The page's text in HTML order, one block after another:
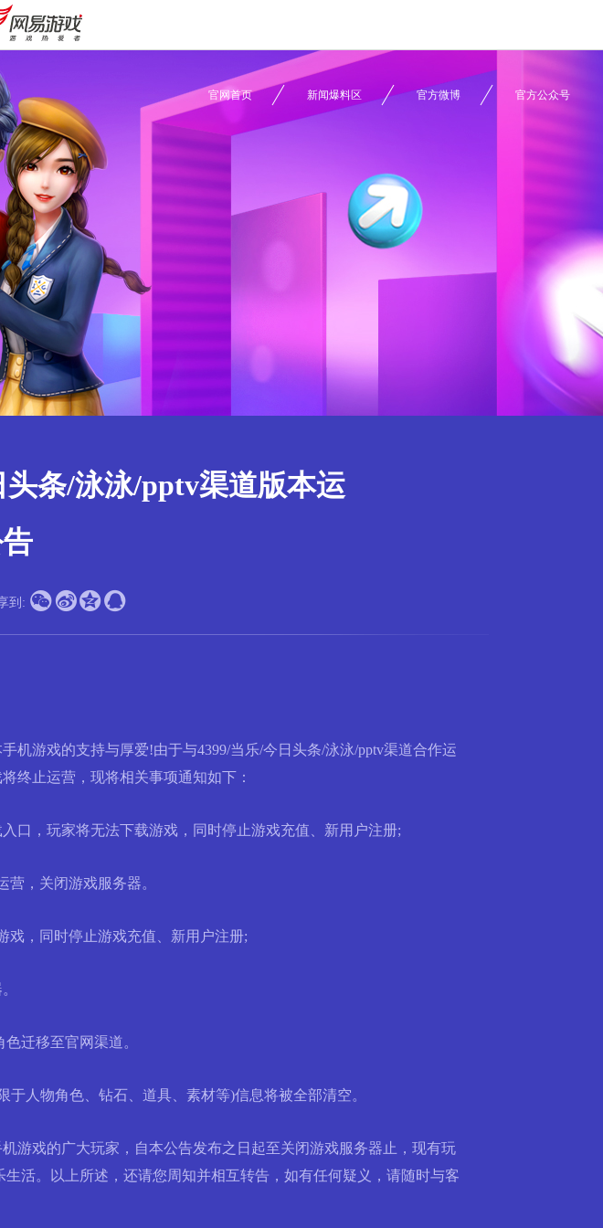
客服中心
官网首页 新闻爆料区 官方微博 官方公众号
头条/泳泳/pptv渠道版本运
到: 
游戏的支持与厚爱!由于与4399/当乐/今日头条/泳泳/pptv渠道合作运
终止运营，现将相关事项通知如下：
口，玩家将无法下载游戏，同时停止游戏充值、新用户注册;
，关闭游戏服务器。
，同时停止游戏充值、新用户注册;
迁移至官网渠道。
人物角色、钻石、道具、素材等)信息将被全部清空。
戏的广大玩家，自本公告发布之日起至关闭游戏服务器止，现有玩
活。以上所述，还请您周知并相互转告，如有任何疑义，请随时与客